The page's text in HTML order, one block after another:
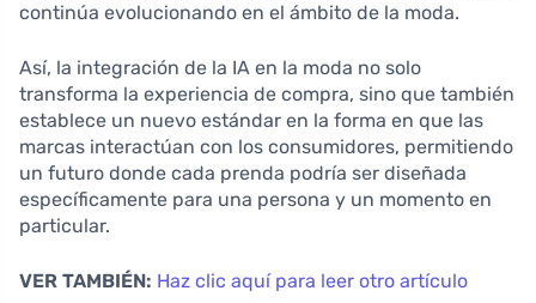
continúa evolucionando en el ámbito de la moda.
Así, la integración de la IA en la moda no solo
transforma la experiencia de compra, sino que también
establece un nuevo estándar en la forma en que las
marcas interactúan con los consumidores, permitiendo
un futuro donde cada prenda podría ser diseñada
específicamente para una persona y un momento en
particular.
VER TAMBIÉN: Haz clic aquí para leer otro artículo